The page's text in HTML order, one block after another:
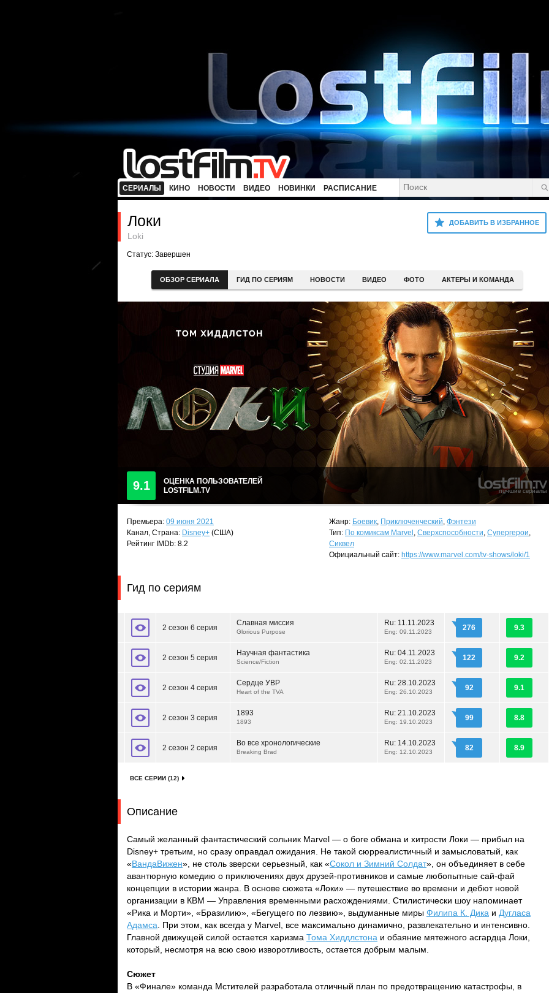
СЕРИАЛЫ КИНО НОВОСТИ ВИДЕО НОВИНКИ РАСПИСАНИЕ
ДОБАВИТЬ В ИЗБРАННОЕ
Локи
Loki
Статус: Завершен
ОБЗОР СЕРИАЛА ГИД ПО СЕРИЯМ НОВОСТИ ВИДЕО ФОТО АКТЕРЫ И КОМАНДА
9.1
ОЦЕНКА ПОЛЬЗОВАТЕЛЕЙ
LOSTFILM.TV
Премьера: 09 июня 2021
Канал, Страна: Disney+ (США)
Рейтинг IMDb: 8.2
Жанр: Боевик, Приключенческий, Фэнтези
Тип: По комиксам Marvel , Сверхспособности, Супергерои,
Сиквел
Официальный сайт: https://www.marvel.com/tv-shows/loki/1
Гид по сериям
2 сезон 6 серия
Славная миссия
Glorious Purpose
Ru: 11.11.2023
Eng: 09.11.2023 276 9.3
2 сезон 5 серия
Научная фантастика
Science/Fiction
Ru: 04.11.2023
Eng: 02.11.2023 122 9.2
2 сезон 4 серия
Сердце УВР
Heart of the TVA
Ru: 28.10.2023
Eng: 26.10.2023 92 9.1
2 сезон 3 серия
1893
1893
Ru: 21.10.2023
Eng: 19.10.2023 99 8.8
2 сезон 2 серия
Во все хронологические
Breaking Brad
Ru: 14.10.2023
Eng: 12.10.2023 82 8.9
ВСЕ СЕРИИ (12)
Описание
Самый желанный фантастический сольник Marvel — о боге обмана и хитрости Локи — прибыл на
Disney+ третьим, но сразу оправдал ожидания. Не такой сюрреалистичный и замысловатый, как
«ВандаВижен», не столь зверски серьезный, как «Сокол и Зимний Солдат», он объединяет в себе
авантюрную комедию о приключениях двух друзей-противников и самые любопытные сай-фай
концепции в истории жанра. В основе сюжета «Локи» — путешествие во времени и дебют новой
организации в КВМ — Управления временными расхождениями. Стилистически шоу напоминает
«Рика и Морти», «Бразилию», «Бегущего по лезвию», выдуманные миры Филипа К. Дика и Дугласа
Адамса . При этом, как всегда у Marvel, все максимально динамично, развлекательно и интенсивно.
Главной движущей силой остается харизма Тома Хиддлстона и обаяние мятежного асгардца Локи,
который, несмотря на всю свою изворотливость, остается добрым малым.
Сюжет
В «Финале» команда Мстителей разработала отличный план по предотвращению катастрофы, в